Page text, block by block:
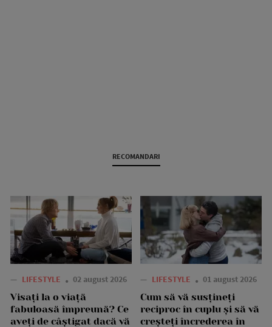
RECOMANDARI
— LIFESTYLE 02 august 2026
Visați la o viață
fabuloasă împreună? Ce
aveți de câștigat dacă vă
— LIFESTYLE 01 august 2026
Cum să vă susțineți
reciproc în cuplu și să vă
creșteți încrederea în